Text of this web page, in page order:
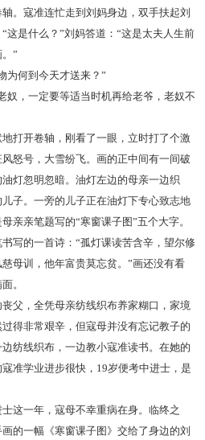
。寇准连忙走到刘妈身边，双手扶起刘
这是什么？”刘妈答道：“这是太夫人生前
”
为何到今天才送来？”
奴，一定要等适当时机再给老爷，老奴不
打开卷轴，刚看了一眼，立时打了个激
怒号，大雪纷飞。画的正中间有一间破
灯忽明忽暗。油灯左边的母亲一边织
子。一旁的儿子正在油灯下专心致志地
亲亲笔题写的“寒窗课子图”五个大字。
写的一首诗：“孤灯课读苦含辛，望尔修
母训，他年富贵莫忘贫。”画还没有看
。
父，全凭母亲纺线织布养家糊口，家境
得非常艰辛，但寇母并没有忘记教子的
纺线织布，一边教小寇准读书。在她的
准学业进步很快，19岁便考中进士，是
这一年，寇母不幸重病在身。临终之
的一幅《寒窗课子图》交给了身边的刘